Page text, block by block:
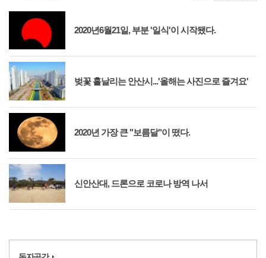
2020년6월21일, 부분 '일식'이 시작됐다.
벚꽃 흩날리는 안산시...'올해는 사진으로 즐겨요'
2020년 가장 큰 "보름달"이 떴다.
신안산대, 드론으로 코로나 방역 나서